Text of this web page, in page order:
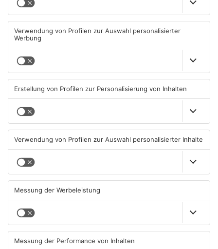
Schwimmbäder im
Primaveraland weisen teils
erhebliche Mängel auf
06.08.2026, 06:37 UHR IN
PRIMAVERALAND
weiterhin sehr hoch
06.08.2026, 06:34 UHR IN
PRIMAVERALAND
Brände in Seligenstadt,
Waldaschaff und zwischen
Hanau und Kahl
leiden unter Trockenheit